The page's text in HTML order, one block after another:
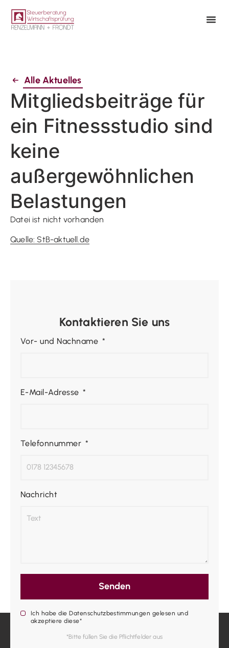
Alle Aktuelles
Mitgliedsbeiträge für
ein Fitnessstudio sind
keine
außergewöhnlichen
Belastungen
Datei ist nicht vorhanden
Quelle: StB-aktuell.de
Kontaktieren Sie uns
Vor- und Nachname
E-Mail-Adresse
Telefonnummer
Nachricht
Ich habe die Datenschutzbestimmungen gelesen und
akzeptiere diese*
*Bitte füllen Sie die Pflichtfelder aus
Senden